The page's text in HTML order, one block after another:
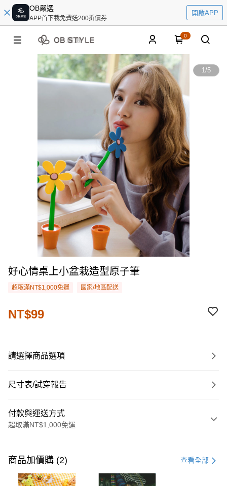
OB嚴選
APP首下載免費送200折價券
開啟APP
0
1/5
好心情桌上小盆栽造型原子筆
超取滿NT$1,000免運 國家/地區配送
NT$99
請選擇商品選項
尺寸表/試穿報告
付款與運送方式
超取滿NT$1,000免運
信用卡一次付款
購物金
商品加價購 (2) 查看全部